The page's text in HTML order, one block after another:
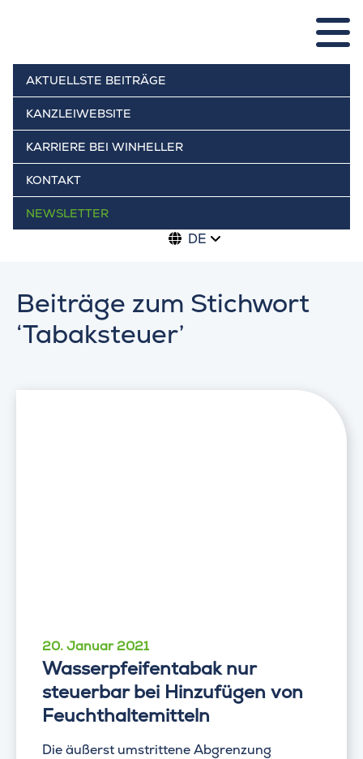
AKTUELLSTE BEITRÄGE
KANZLEIWEBSITE
KARRIERE BEI WINHELLER
KONTAKT
NEWSLETTER
DE
Beiträge zum Stichwort
‘Tabaksteuer’
20. Januar 2021
Wasserpfeifentabak nur
steuerbar bei Hinzufügen von
Feuchthaltemitteln
Die äußerst umstrittene Abgrenzung